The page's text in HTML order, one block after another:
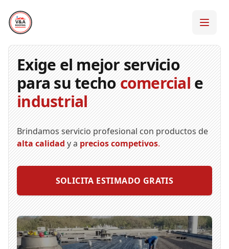
Exige el mejor servicio
para su techocomerciale
industrial
Brindamos servicio profesional con productos de
alta calidady aprecios competivos.
SOLICITA ESTIMADO GRATIS